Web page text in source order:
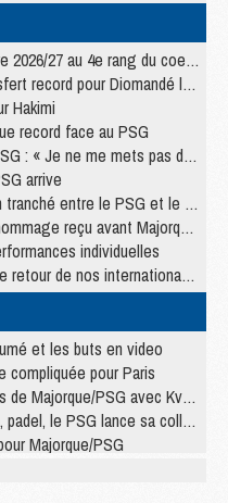
au 4e rang du coefficient UEFA
pour Diomandé loin du PSG
Hakimi
record face au PSG
Je ne me mets pas de plafond »
arrive
entre le PSG et le Barça
reçu avant Majorque/PSG
individuelles
de nos internationaux »
et les buts en video
compliquée pour Paris
avec Kvara et de nombreux jeunes
le PSG lance sa collection été
Majorque/PSG
offre pour Suzuki